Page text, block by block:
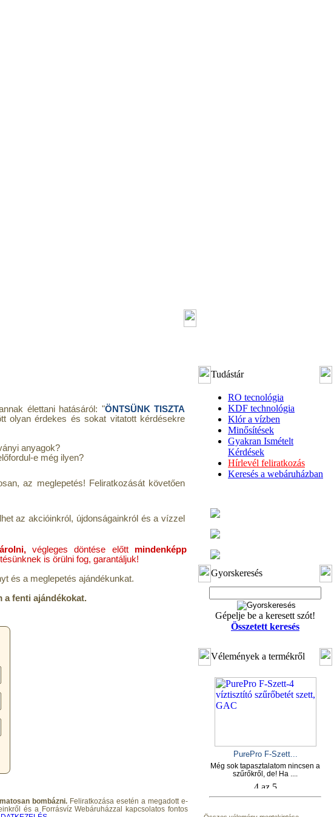
élettani hatásáról: "ÖNTSÜNK TISZTA
olyan érdekes és sokat vitatott kérdésekre
anyagok?
e még ilyen?
az meglepetés! Feliratkozását követően
az akcióinkról, újdonságainkról és a vízzel
végleges döntése előttmindenképp
is örülni fog, garantáljuk!
és a meglepetés ajándékunkat.
a fenti ajándékokat.
bombázni. Feliratkozása esetén a megadott e-
és a Forrásvíz Webáruházzal kapcsolatos fontos
Tudástár
RO tecnológia
KDF technológia
Klór a vízben
Minősítések
Gyakran Ismételt
Kérdések
Hírlevél feliratkozás
Keresés a webáruházban
Gyorskeresés
Gépelje be a keresett szót!
Összetett keresés
Vélemények a termékről
PurePro F-Szett...
Még sok tapasztalatom nincsen a
szűrőkről, de! Ha ....